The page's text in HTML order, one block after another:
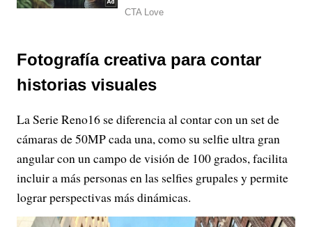
Fotografía creativa para contar
historias visuales
La Serie Reno16 se diferencia al contar con un set de
cámaras de 50MP cada una, como su selfie ultra gran
angular con un campo de visión de 100 grados, facilita
incluir a más personas en las selfies grupales y permite
lograr perspectivas más dinámicas.